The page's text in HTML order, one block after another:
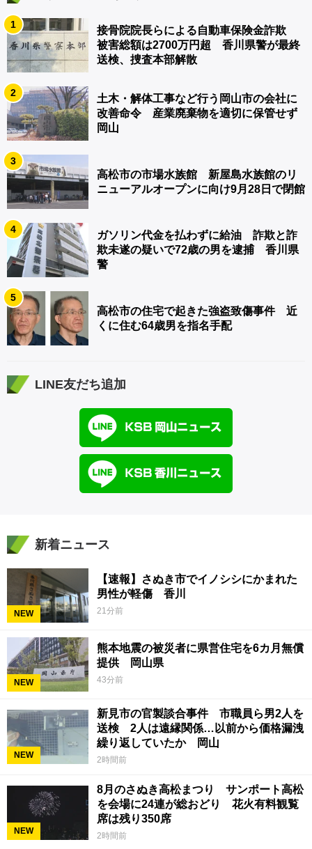
1
接骨院院長らによる自動車保険金詐欺
被害総額は2700万円超 香川県警が最終
送検、捜査本部解散
2
土木・解体工事など行う岡山市の会社に
改善命令 産業廃棄物を適切に保管せず
岡山
3
高松市の市場水族館 新屋島水族館のリ
ニューアルオープンに向け9月28日で閉館
4
ガソリン代金を払わずに給油 詐欺と詐
欺未遂の疑いで72歳の男を逮捕 香川県
警
5
高松市の住宅で起きた強盗致傷事件 近
くに住む64歳男を指名手配
LINE友だち追加
新着ニュース
NEW
【速報】さぬき市でイノシシにかまれた
男性が軽傷 香川
21分前
NEW
熊本地震の被災者に県営住宅を6カ月無償
提供 岡山県
43分前
NEW
新見市の官製談合事件 市職員ら男2人を
送検 2人は遠縁関係…以前から価格漏洩
繰り返していたか 岡山
2時間前
NEW
8月のさぬき高松まつり サンポート高松
を会場に24連が総おどり 花火有料観覧
席は残り350席
2時間前